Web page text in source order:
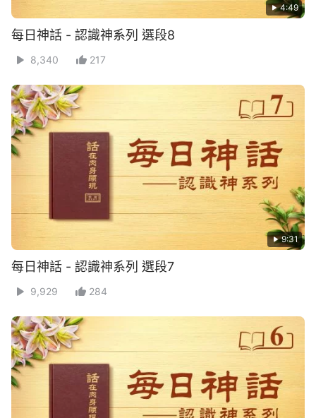
4:49
每日神話 - 認識神系列 選段8
8,340 217
9:31
每日神話 - 認識神系列 選段7
9,929 284